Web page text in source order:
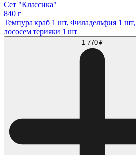
Сет "Классика"
840 г
Темпура краб 1 шт, Филадельфия 1
лососем терияки 1 шт
1 770 ₽